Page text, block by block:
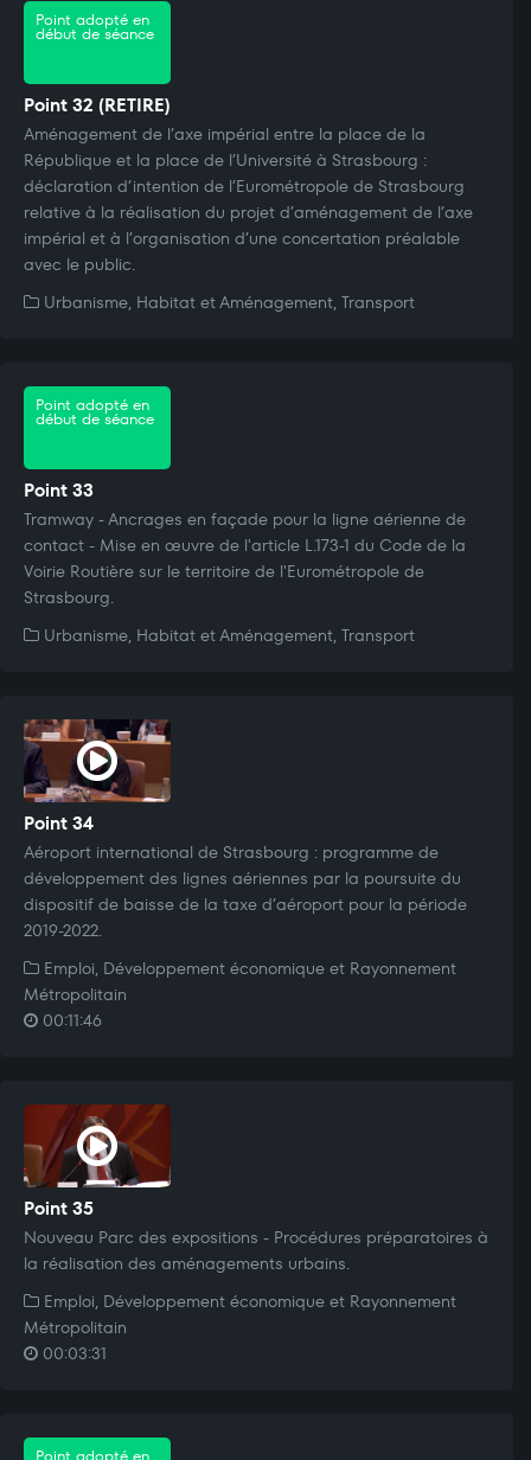
Point adopté en
début de séance
Point 32 (RETIRE)
Aménagement de l’axe impérial entre la place de la
République et la place de l’Université à Strasbourg :
déclaration d’intention de l’Eurométropole de Strasbourg
relative à la réalisation du projet d’aménagement de l’axe
impérial et à l’organisation d’une concertation préalable
avec le public.
Urbanisme, Habitat et Aménagement, Transport
Point adopté en
début de séance
Point 33
Tramway - Ancrages en façade pour la ligne aérienne de
contact - Mise en œuvre de l'article L.173-1 du Code de la
Voirie Routière sur le territoire de l'Eurométropole de
Strasbourg.
Urbanisme, Habitat et Aménagement, Transport
Point 34
Aéroport international de Strasbourg : programme de
développement des lignes aériennes par la poursuite du
dispositif de baisse de la taxe d’aéroport pour la période
2019-2022.
Emploi, Développement économique et Rayonnement
Métropolitain
00:11:46
Point 35
Nouveau Parc des expositions - Procédures préparatoires à
la réalisation des aménagements urbains.
Emploi, Développement économique et Rayonnement
Métropolitain
00:03:31
Point adopté en